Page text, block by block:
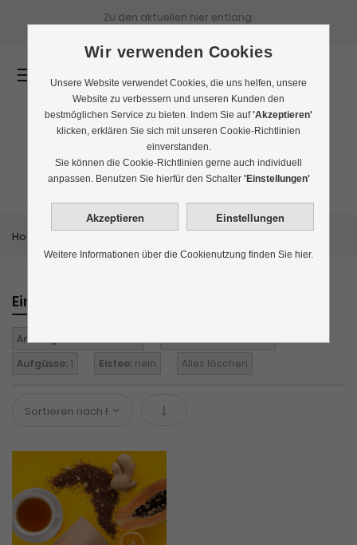
Zu den aktuellen hier entlang.
Bestseller
Home
Einkaufen nach
Anbaugebiet:
Aufgüsse: 1 Eistee: nein Alles löschen
In absteigender Reihenfolge
Wir verwenden Cookies
Unsere Website verwendet Cookies, die uns helfen, unsere
Website zu verbessern und unseren Kunden den
bestmöglichen Service zu bieten. Indem Sie auf'Akzeptieren'
klicken, erklären Sie sich mit unseren Cookie-Richtlinien
einverstanden.
Sie können die Cookie-Richtlinien gerne auch individuell
anpassen. Benutzen Sie hierfür den Schalter 'Einstellungen'
Weitere Informationen über die Cookienutzung finden Sie hier.